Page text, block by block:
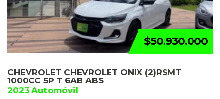
$50.930.000
CHEVROLET CHEVROLET ONIX (2)RSMT
1000CC 5P T 6AB ABS
2023 Automóvil